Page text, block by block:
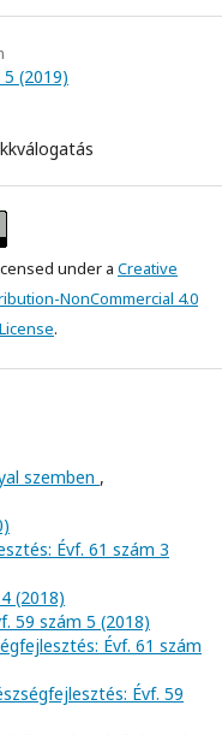
(2019)
under a Creative
NonCommercial 4.0
.
szemben ,
Évf. 61 szám 3
(2018)
59 szám 5 (2018)
Évf. 61 szám
Évf. 59